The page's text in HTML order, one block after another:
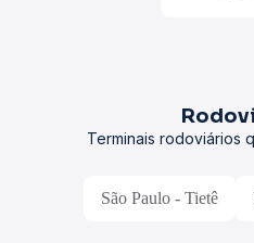
Terminais rodoviários
São Paulo - Tietê